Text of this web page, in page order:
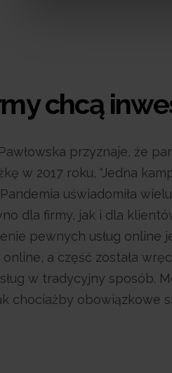
chcą
przyznaje, że
w 2017 roku, “Jedna
Pandemia uświadomiła
dla firmy, jak i dla
pewnych usług online
a część została
w tradycyjny sposób.
chociażby obowiązkowe